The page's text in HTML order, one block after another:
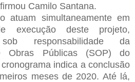
Camilo Santana.
atuam simultaneamente em
execução deste projeto,
responsabilidade da
Obras Públicas (SOP) do
indica a conclusão
meses de 2020. Até lá,